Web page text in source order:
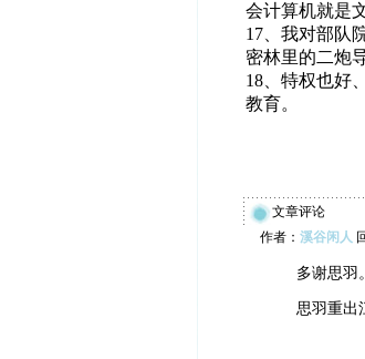
会计算机就是
17、我对部队
密林里的二炮
18、特权也好
教育。
文章评论
作者： 溪谷闲人
多谢思羽。
思羽重出